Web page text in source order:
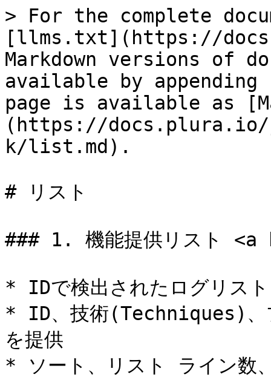
> For the complete
[llms.txt](https://
Markdown versions of
available by
page is available as
(https://docs.plura.io/
k/list.md).
# リスト
### 1. 機能提供リスト
* IDで検出されたログリスト
* ID、技術(Techniques)、
を提供
* ソート、リスト ライン数